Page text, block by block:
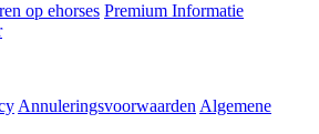
op ehorses Premium Informatie
Annuleringsvoorwaarden Algemene